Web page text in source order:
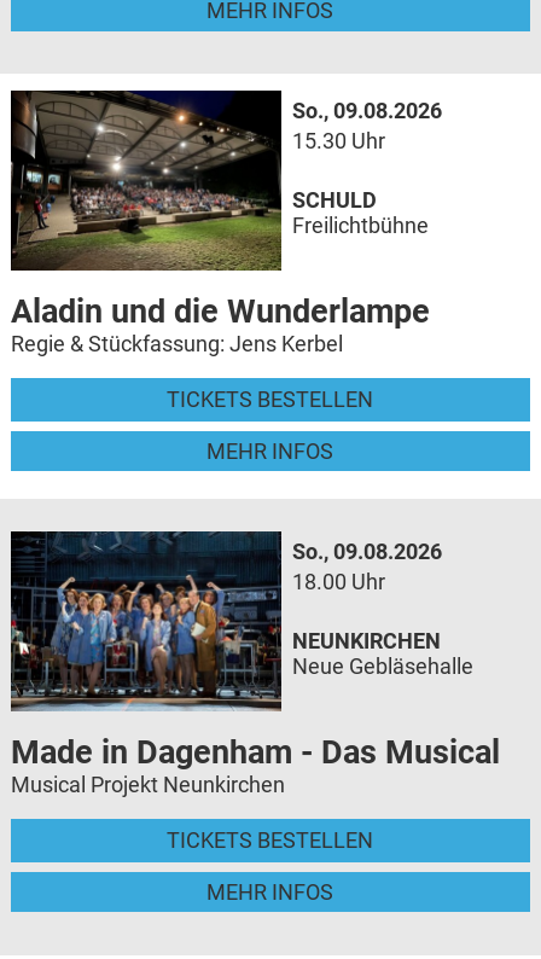
MEHR INFOS
So., 09.08.2026
15.30 Uhr
Aladin und die Wunderlampe
Regie & Stückfassung: Jens Kerbel
TICKETS BESTELLEN
MEHR INFOS
SCHULD
Freilichtbühne
So., 09.08.2026
18.00 Uhr
Made in Dagenham - Das Musical
Musical Projekt Neunkirchen
TICKETS BESTELLEN
MEHR INFOS
NEUNKIRCHEN
Neue Gebläsehalle